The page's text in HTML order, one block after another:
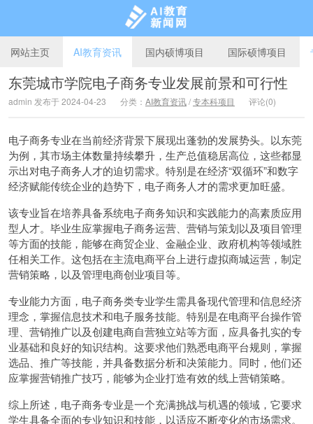
AI教育新闻网
网站主页 AI教育资讯 国内硕博项目 国际硕博项目
东莞城市学院电子商务专业发展前景和可行性
admin 发布于 2024-04-23 分类： AI教育资讯/专本科项目 评论(0)
电子商务专业在当前经济背景下展现出蓬勃的发展势头。以东莞
为例，其市场主体数量持续攀升，生产总值稳居高位，这些都显
示出对电子商务人才的迫切需求。特别是在经济“双循环”和数字
经济赋能传统企业的趋势下，电子商务人才的需求更加旺盛。
该专业旨在培养具备系统电子商务知识和实践能力的高素质应用
型人才。毕业生应掌握电子商务运营、营销与策划以及项目管理
等方面的技能，能够在商贸企业、金融企业、政府机构等领域胜
任相关工作。这包括在主流电商平台上进行虚拟商城运营，制定
营销策略，以及管理电商创业项目等。
专业能力方面，电子商务类专业学生需具备现代管理和信息经济
理念，掌握信息技术和电子服务技能。特别是在电商平台操作管
理、营销推广以及创建电商自营独立站等方面，应具备扎实的专
业基础和良好的知识结构。这要求他们熟悉电商平台规则，掌握
选品、推广等技能，并具备数据分析和决策能力。同时，他们还
应掌握营销推广技巧，能够为企业打造有效的线上营销策略。
综上所述，电子商务专业是一个充满挑战与机遇的领域，它要求
学生具备全面的专业知识和技能，以适应不断变化的市场需求。